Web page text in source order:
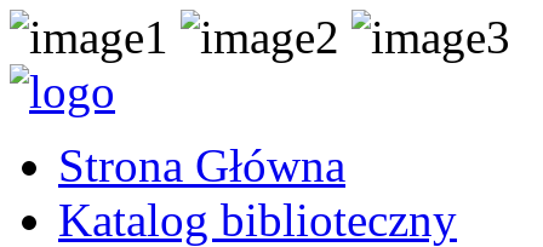
Strona Główna
Katalog biblioteczny